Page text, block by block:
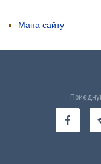
Мапа сайту